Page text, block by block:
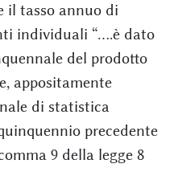
il tasso annuo di
individuali “….è dato
del prodotto
appositamente
di statistica
precedente
9 della legge 8